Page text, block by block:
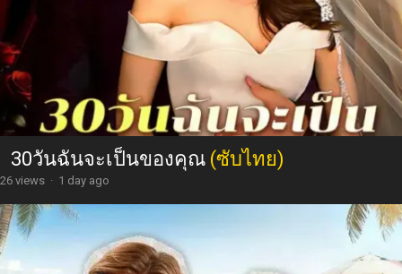
30วันฉันจะเป็นของคุณ (ซับไทย)
26 views · 1 day ago